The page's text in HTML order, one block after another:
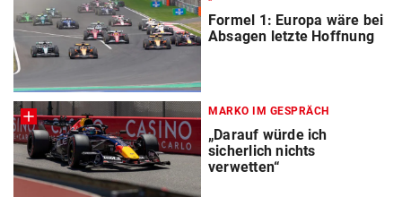
Formel 1: Europa wäre bei
Absagen letzte Hoffnung
MARKO IM GESPRÄCH
„Darauf würde ich
sicherlich nichts
verwetten“